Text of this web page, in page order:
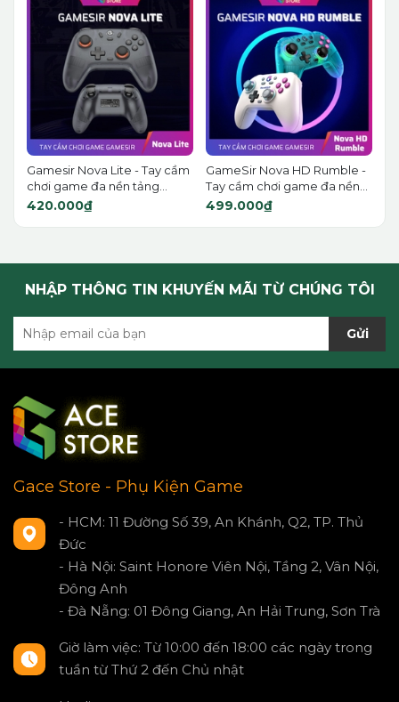
Gamesir Nova Lite - Tay cầm
chơi game đa nền tảng...
420.000₫
GameSir Nova HD Rumble -
Tay cầm chơi game đa nền...
499.000₫
NHẬP THÔNG TIN KHUYẾN MÃI TỪ CHÚNG TÔI
Gửi
Gace Store - Phụ Kiện Game
- HCM: 11 Đường Số 39, An Khánh, Q2, TP. Thủ
Đức
- Hà Nội: Saint Honore Viên Nội, Tầng 2, Vân Nội,
Đông Anh
- Đà Nẵng: 01 Đông Giang, An Hải Trung, Sơn Trà
Giờ làm việc: Từ 10:00 đến 18:00 các ngày trong
tuần từ Thứ 2 đến Chủ nhật